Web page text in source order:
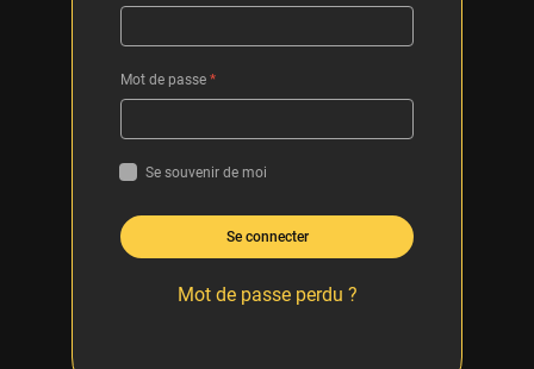
Mot de passe *
Se souvenir de moi
Se connecter
Mot de passe perdu ?